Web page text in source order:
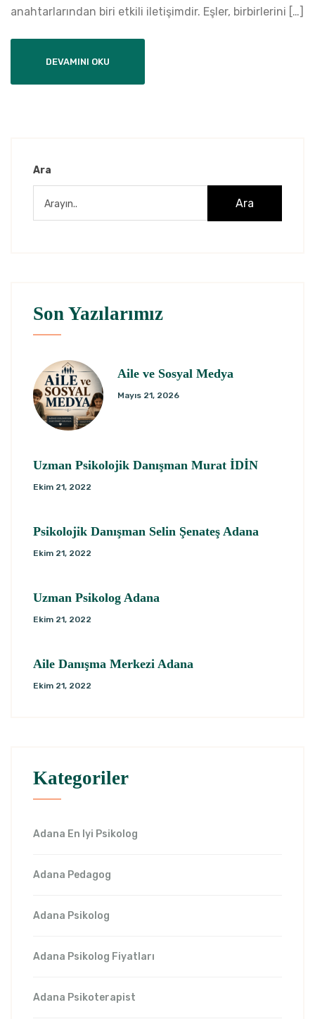
anahtarlarından biri etkili iletişimdir. Eşler, birbirlerini […]
DEVAMINI OKU
Ara
Ara
Son Yazılarımız
Aile ve Sosyal Medya
Mayıs 21, 2026
Uzman Psikolojik Danışman Murat İDİN
Ekim 21, 2022
Psikolojik Danışman Selin Şenateş Adana
Ekim 21, 2022
Uzman Psikolog Adana
Ekim 21, 2022
Aile Danışma Merkezi Adana
Ekim 21, 2022
Kategoriler
Adana En Iyi Psikolog
Adana Pedagog
Adana Psikolog
Adana Psikolog Fiyatları
Adana Psikoterapist